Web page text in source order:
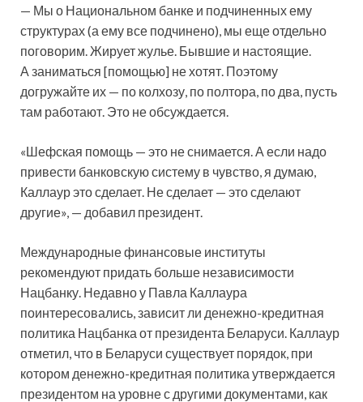
— Мы о Национальном банке и подчиненных ему
структурах (а ему все подчинено), мы еще отдельно
поговорим. Жирует жулье. Бывшие и настоящие.
А заниматься [помощью] не хотят. Поэтому
догружайте их — по колхозу, по полтора, по два, пусть
там работают. Это не обсуждается.
«Шефская помощь — это не снимается. А если надо
привести банковскую систему в чувство, я думаю,
Каллаур это сделает. Не сделает — это сделают
другие», — добавил президент.
Международные финансовые институты
рекомендуют придать больше независимости
Нацбанку. Недавно у Павла Каллаура
поинтересовались, зависит ли денежно-кредитная
политика Нацбанка от президента Беларуси. Каллаур
отметил, что в Беларуси существует порядок, при
котором денежно-кредитная политика утверждается
президентом на уровне с другими документами, как